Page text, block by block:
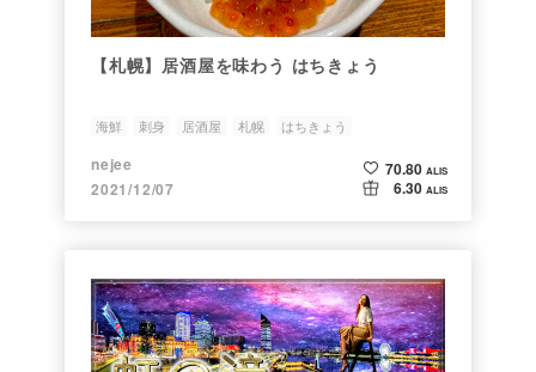
【札幌】居酒屋を味わう はちきょう
海鮮 刺身 居酒屋 札幌 はちきょう
nejee
2021/12/07
70.80 ALIS
6.30 ALIS